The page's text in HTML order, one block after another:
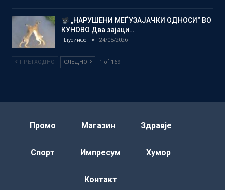
„НАРУШЕНИ МЕЃУЗАЈАЧКИ ОДНОСИ“ ВО
КУНОВО Два зајаци…
Плусинфо 24/05/2026
ПРЕТХОДНО СЛЕДНО 1 of 169
Промо Магазин Здравје
Спорт Импресум Хумор
Контакт